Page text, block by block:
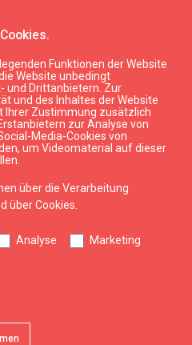
Funktionen der Website
Website unbedingt
und Drittanbietern. Zur
und des Inhaltes der Website
Ihrer Zustimmung zusätzlich
zur Analyse von
Media-Cookies von
um Videomaterial auf dieser
über die Verarbeitung
über Cookies.
Analyse Marketing
auf dem